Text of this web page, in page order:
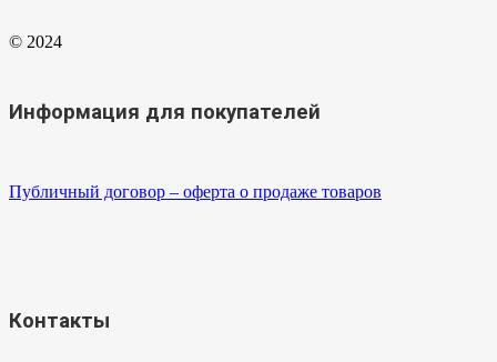
© 2024
Информация для покупателей
Публичный договор – оферта о продаже товаров
Контакты